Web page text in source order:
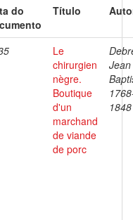
do
Título
Le
chirurgien
nègre.
Boutique
d'un
marchand
de viande
de porc
Jean
1848